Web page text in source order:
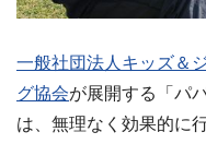
一般社団法人キッズ＆
グ協会が展開する「パ
は、無理なく効果的に